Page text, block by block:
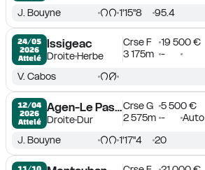
J. Bouyne 1'15''8 95.4
24/05
2026
Attelé
Issigeac
DroiteHerbe
Crse F
19 500 €
3 175m -
V. Cabos
12/04
2026
Attelé
Agen-Le Passage
DroiteDur
Crse G
5 500 €
2 575m - Auto
J. Bouyne 1'17''4 20